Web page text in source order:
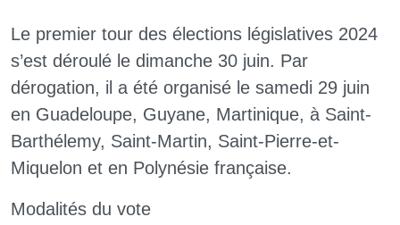
Le premier tour des élections législatives 2024
s’est déroulé le dimanche 30 juin. Par
dérogation, il a été organisé le samedi 29 juin
en Guadeloupe, Guyane, Martinique, à Saint-
Barthélemy, Saint-Martin, Saint-Pierre-et-
Miquelon et en Polynésie française.
Modalités du vote